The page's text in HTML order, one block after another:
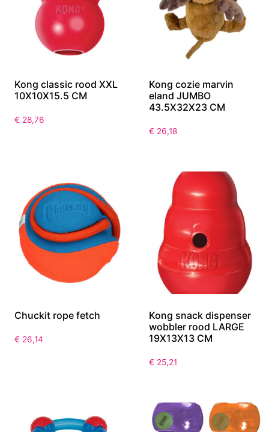
Kong classic rood XXL
10X10X15.5 CM
€ 28,76
Kong cozie marvin
eland JUMBO
43.5X32X23 CM
€ 26,18
Chuckit rope fetch
€ 26,14
Kong snack dispenser
wobbler rood LARGE
19X13X13 CM
€ 25,21